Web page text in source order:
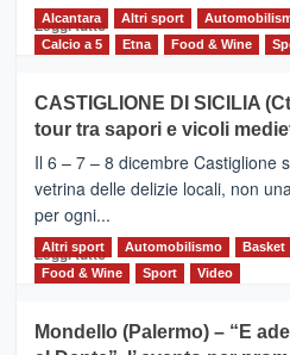
Leggi tutto Leggi
MOIO
ALCANTARA
–
Vivicittà,
alla
scoperta
del
territorio,
e
Alcantara Altri sport
Calcio a 5
Etna Food & Wine
CASTIGLIONE DI SICILIA
tour tra sapori e vicoli
Il 6 – 7 – 8 dicembre Castiglione
vetrina delle delizie locali, non
per ogni...
Leggi tuttoLeggi
di
CASTIGLIONE
Altri sport Automobilismo Basket
Food & Wine
Sport Video
Mondello (Palermo) – “E